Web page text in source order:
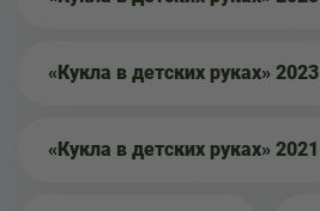
«Кукла в детских руках» 2023
«Кукла в детских руках» 2021